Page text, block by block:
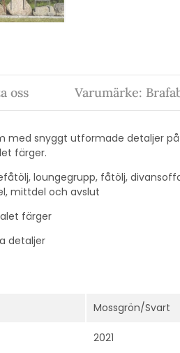
med snyggt utformade detaljer
färger.
loungegrupp, fåtölj,
mittdel och avslut
färger
detaljer
Mossgrön/Svart
2021
oss Varumärke: